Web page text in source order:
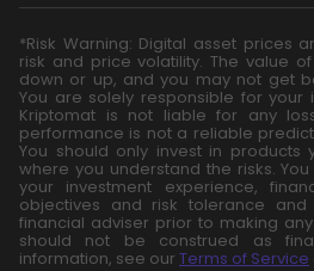
*Risk Warning: Digital asset prices
risk and price volatility. The value
down or up, and you may not get
You are solely responsible for your
Kriptomat is not liable for any
performance is not a reliable
You should only invest in products
where you understand the risks.
your investment experience,
objectives and risk tolerance
financial adviser prior to making
should not be construed as
information, see our Terms of Service